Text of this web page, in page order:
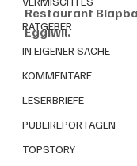
RATGEBER
IN EIGENER SACHE
KOMMENTARE
LESERBRIEFE
PUBLIREPORTAGEN
TOPSTORY
Restaurant
Eggiwil.